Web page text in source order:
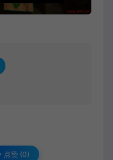
点赞 (0)